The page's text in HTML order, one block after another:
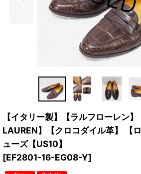
【イタリー製】【ラルフローレン
LAUREN】【クロコダイル革】 【
ューズ【US10】
[EF2801-16-EG08-Y]